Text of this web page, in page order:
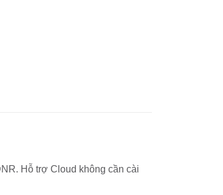
Hỗ trợ Cloud không cần cài